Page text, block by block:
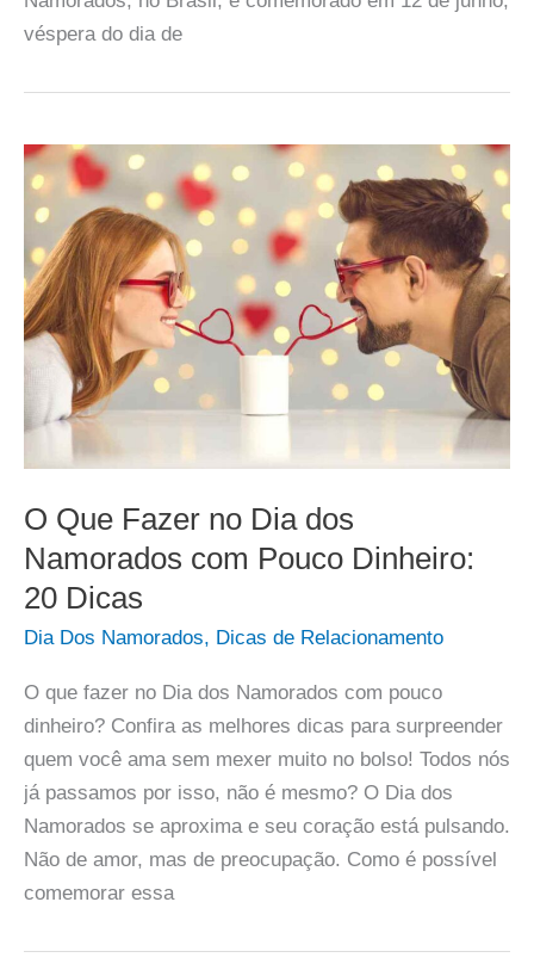
véspera do dia de
O Que Fazer no Dia dos
Namorados com Pouco Dinheiro:
20 Dicas
Dia Dos Namorados, Dicas de Relacionamento
O que fazer no Dia dos Namorados com pouco
dinheiro? Confira as melhores dicas para surpreender
quem você ama sem mexer muito no bolso! Todos nós
já passamos por isso, não é mesmo? O Dia dos
Namorados se aproxima e seu coração está pulsando.
Não de amor, mas de preocupação. Como é possível
comemorar essa